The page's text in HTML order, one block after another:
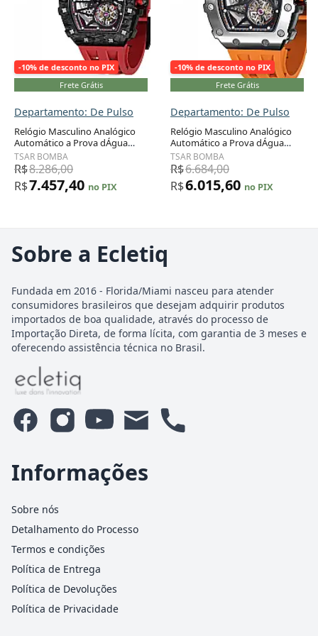
-10% de desconto no PIX
Frete Grátis
Departamento: De Pulso
Relógio Masculino Analógico
Automático a Prova dÁgua
50M com Pulseira de Silicone,
TSAR BOMBA TB 8209CF,
Vermelho e Preto
TSAR BOMBA
R$8.286,00
R$7.457,40 no PIX
-10% de desconto no PIX
Frete Grátis
Departamento: De Pulso
Relógio Masculino Analógico
Automático a Prova dÁgua
50M com Pulseira de Silicone,
TSAR BOMBA TB 820679SGLZ,
Laranja
TSAR BOMBA
R$6.684,00
R$6.015,60 no PIX
Sobre a Ecletiq
Fundada em 2016 - Florida/Miami nasceu para atender
consumidores brasileiros que desejam adquirir produtos
importados de boa qualidade, através do processo de
Importação Direta, de forma lícita, com garantia de 3 meses e
oferecendo assistência técnica no Brasil.
Informações
Sobre nós
Detalhamento do Processo
Termos e condições
Política de Entrega
Política de Devoluções
Política de Privacidade